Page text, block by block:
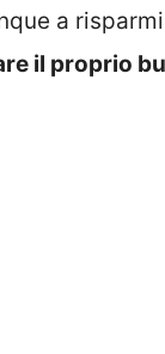
a
il proprio